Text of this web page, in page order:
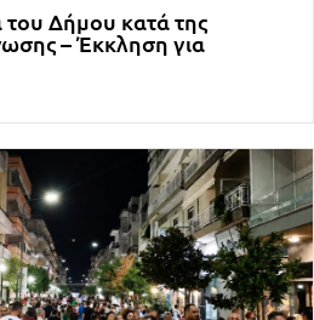
Δήμου κατά της
– Έκκληση για